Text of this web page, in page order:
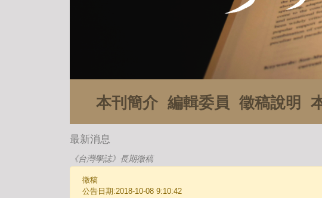
本刊簡介 編輯委員 徵稿說明
最新消息
《台灣學誌》長期徵稿
徵稿
公告日期:2018-10-08 9:10:42